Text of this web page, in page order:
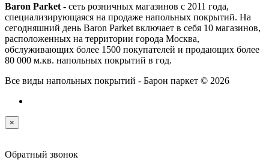
Baron Parket - сеть розничных магазинов с 2011 года,
специализирующаяся на продаже напольных покрытий. На
сегодняшний день Baron Parket включает в себя 10 магазинов,
расположенных на территории города Москва,
обслуживающих более 1500 покупателей и продающих более
80 000 м.кв. напольных покрытий в год.
Все виды напольных покрытий - Барон паркет © 2026
×
Обратный звонок